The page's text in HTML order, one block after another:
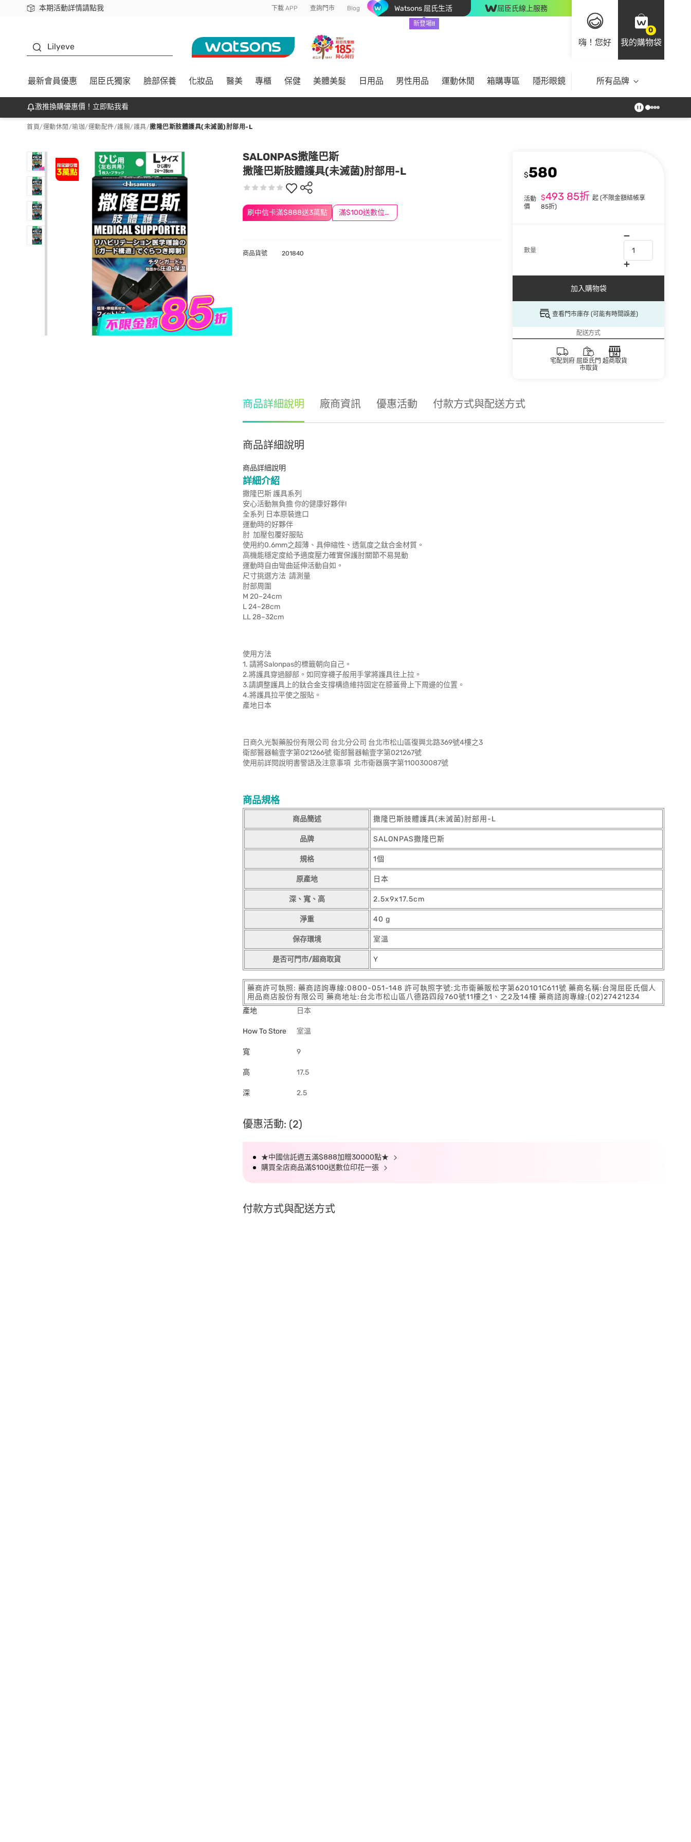
本期活動詳情請點我
下載app最高回饋$350 下載 APP 查詢門市 Blog Watsons 屈氏生活
新登場!!
屈臣氏線上服務
嗨！您好
0
我的購物袋
Lilyeve
最新會員優惠 屈臣氏獨家 臉部保養 化妝品 醫美 專櫃 保健 美體美髮 日用品 男性用品 運動休閒 箱購專區 隱形眼鏡 所有品牌
激推換購優惠價！立即點我看
首頁/運動休閒 /瑜珈/運動配件/護腕/護具/撒隆巴斯肢體護具(未滅菌)肘部用-L
SALONPAS撒隆巴斯
撒隆巴斯肢體護具(未滅菌)肘部用-L
刷中信卡滿$888送3萬點 滿$100送數位印花
$580
活動
價
$493 85折起(不限金額結帳享
85折)
數量
加入購物袋
查看門市庫存 (可能有時間誤差)
配送方式
宅配到府 屈臣氏門
市取貨
超商取貨
商品貨號 201840
商品詳細說明 廠商資訊 優惠活動 付款方式與配送方式
商品詳細說明
商品詳細說明
詳細介紹
撒隆巴斯 護具系列
安心活動無負擔 你的健康好夥伴!
全系列 日本原裝進口
運動時的好夥伴
肘 加壓包覆好服貼
使用約0.6mm之超薄、具伸縮性、透氣度之鈦合金材質。
高機能穩定度給予適度壓力確實保護肘關節不易晃動
運動時自由彎曲延伸活動自如。
尺寸挑選方法 請測量
肘部周圍
M 20~24cm
L 24~28cm
LL 28~32cm
使用方法
1. 請將Salonpas的標籤朝向自己。
2.將護具穿過腳部。如同穿襪子般用手掌將護具往上拉。
3.請調整護具上的鈦合金支撐構造維持固定在膝蓋骨上下周邊的位置。
4.將護具拉平使之服貼。
產地日本
日商久光製藥股份有限公司 台北分公司 台北市松山區復興北路369號4樓之3
衛部醫器輸壹字第021266號 衛部醫器輸壹字第021267號
使用前詳閱說明書警語及注意事項 北市衛器廣字第110030087號
商品規格
商品簡述 撒隆巴斯肢體護具(未滅菌)肘部用-L
品牌 SALONPAS撒隆巴斯
規格 1個
原產地 日本
深、寬、高 2.5x9x17.5cm
淨重 40 g
保存環境 室溫
是否可門市/超商取貨 Y
藥商許可執照: 藥商諮詢專線:0800-051-148 許可執照字號:北市衛藥販松字第620101C611號 藥商名稱:台灣屈臣氏個人
用品商店股份有限公司 藥商地址:台北市松山區八德路四段760號11樓之1、之2及14樓 藥商諮詢專線:(02)27421234
產地
日本
How To Store 室溫
寬 9
高 17.5
深 2.5
優惠活動: (2)
★中國信託週五滿$888加贈30000點★
購買全店商品滿$100送數位印花一張
付款方式與配送方式